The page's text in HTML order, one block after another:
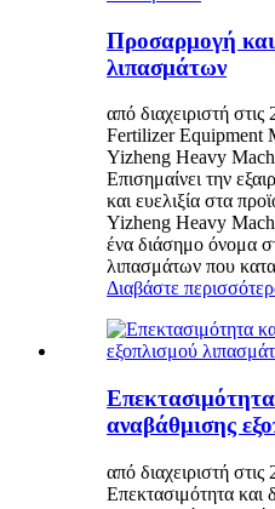
Προσαρμογή και
λιπασμάτων
από διαχειριστή
Fertilizer Equipment
Yizheng Heavy
Επισημαίνει την
και ευελιξία στα
Yizheng Heavy
ένα διάσημο όνομα
λιπασμάτων που
Διαβάστε
αναβάθμισης
από διαχειριστή
Επεκτασιμότητα και